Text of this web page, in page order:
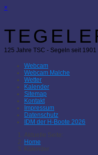
×
125 Jahre TSC - Segeln seit
Webcam
Webcam Malche
Wetter
Kalender
Sitemap
Kontakt
Impressum
Datenschutz
IDM der H-Boote 2026
Aktuelle Seite:
Home
Kalender